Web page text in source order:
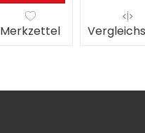
Merkzettel